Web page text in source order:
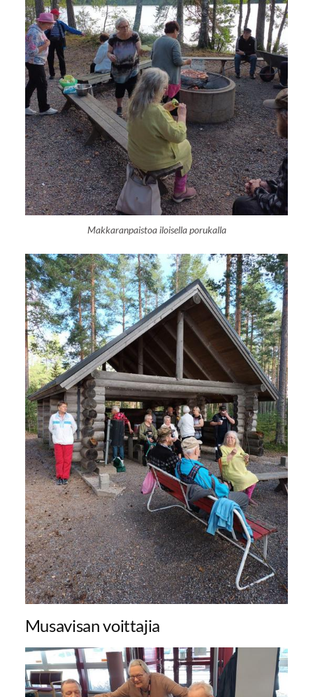
Makkaranpaistoa iloisella porukalla
Musavisan voittajia